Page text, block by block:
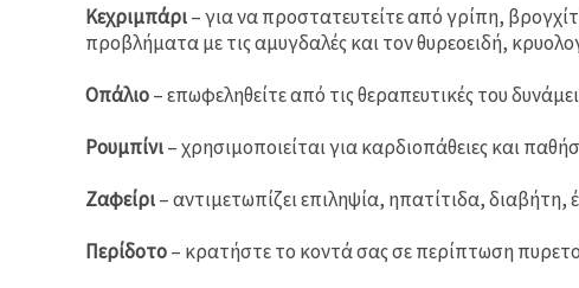
Κεχριμπάρι– για να προστατευτείτε από γρίπη,
προβλήματα με τις αμυγδαλές και τον θυρεοειδή,
Οπάλιο– επωφεληθείτε από τις θεραπευτικές του
Ρουμπίνι– χρησιμοποιείται για καρδιοπάθειες και
Ζαφείρι– αντιμετωπίζει επιληψία, ηπατίτιδα,
Περίδοτο– κρατήστε το κοντά σας σε περίπτωση